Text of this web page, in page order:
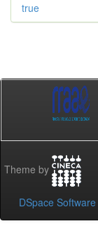
true
Theme by
DSpace Software